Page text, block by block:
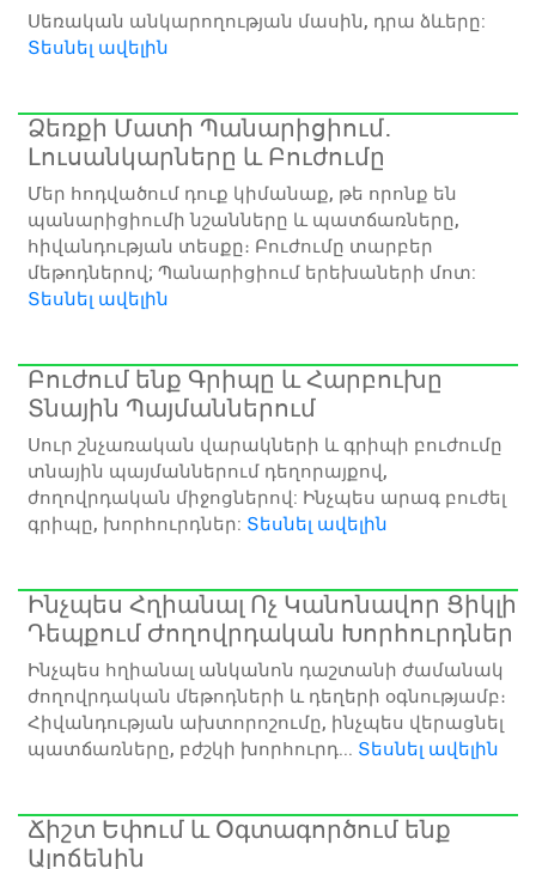
Սեռական անկարողության մասին, դրա ձևերը:
Տեսնել ավելին
Ձեռքի Մատի Պանարիցիում․
Լուսանկարները և Բուժումը
Մեր հոդվածում դուք կիմանաք, թե որոնք են
պանարիցիումի նշանները և պատճառները,
հիվանդության տեսքը։ Բուժումը տարբեր
մեթոդներով; Պանարիցիում երեխաների մոտ:
Տեսնել ավելին
Բուժում ենք Գրիպը և Հարբուխը
Տնային Պայմաններում
Սուր շնչառական վարակների և գրիպի բուժումը
տնային պայմաններում դեղորայքով,
ժողովրդական միջոցներով: Ինչպես արագ բուժել
գրիպը, խորհուրդներ: Տեսնել ավելին
Ինչպես Հղիանալ Ոչ Կանոնավոր Ցիկլի
Դեպքում Ժողովրդական Խորհուրդներ
Ինչպես հղիանալ անկանոն դաշտանի ժամանակ
ժողովրդական մեթոդների և դեղերի օգնությամբ։
Հիվանդության ախտորոշումը, ինչպես վերացնել
պատճառները, բժշկի խորհուրդ... Տեսնել ավելին
Ճիշտ Եփում և Օգտագործում ենք
Ալոճենին